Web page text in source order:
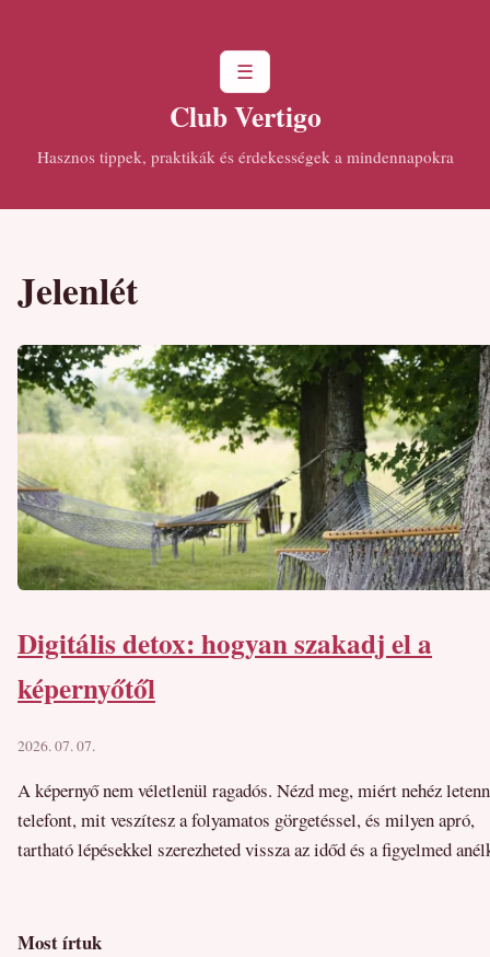
☰
Club Vertigo
Hasznos tippek, praktikák és érdekességek a mindennapokra
Jelenlét
Digitális detox: hogyan szakadj el a
képernyőtől
2026. 07. 07.
A képernyő nem véletlenül ragadós. Nézd meg, miért nehéz
telefont, mit veszítesz a folyamatos görgetéssel, és milyen apró,
tartható lépésekkel szerezheted vissza az időd és a figyelmed
Most írtuk